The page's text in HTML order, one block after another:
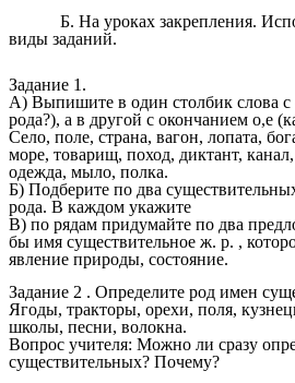
Б. На уроках закрепления.
виды заданий.
Задание 1.
A) Выпишите в один столбик слова с
рода?), а в другой с окончанием о,е
Село, поле, страна, вагон, лопата,
море, товарищ, поход, диктант,
одежда, мыло, полка.
Б) Подберите по два
рода. В каждом укажите
B) по рядам придумайте по два
бы имя существительное ж. р. ,
явление природы, состояние.
Задание 2 . Определите род имен
Ягоды, тракторы, орехи, поля,
школы, песни, волокна.
Вопрос учителя: Можно ли сразу
существительных? Почему?